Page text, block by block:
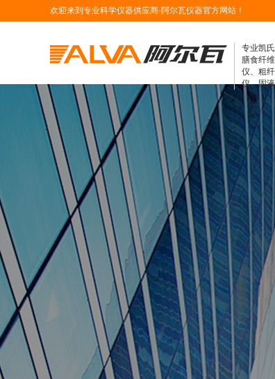
欢迎来到专业科学仪器供应商-阿尔瓦仪器官方网站！
专业凯
膳食纤
仪、粗
仪、固